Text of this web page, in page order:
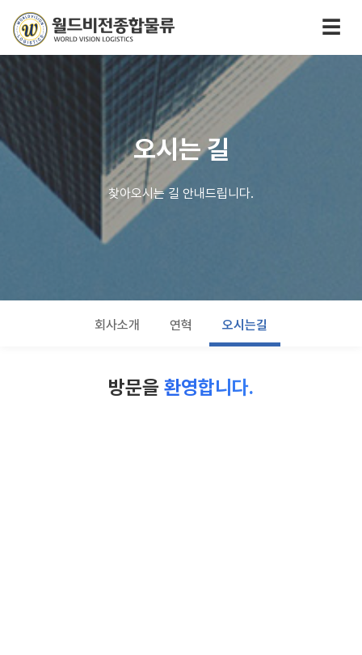
☰
오시는 길
찾아오시는 길 안내드립니다.
회사소개 연혁 오시는길
방문을 환영합니다.